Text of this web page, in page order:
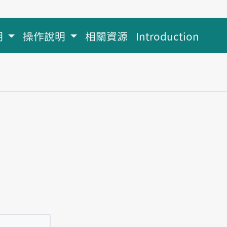
操作說明 相關資源 Introduction